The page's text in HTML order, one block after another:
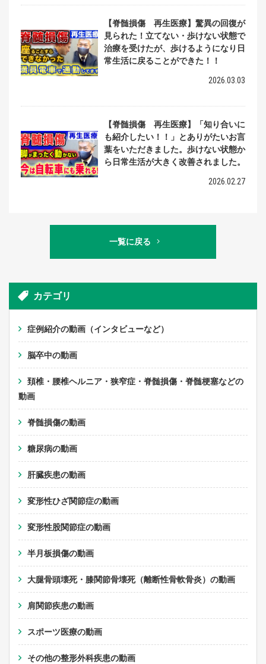
【脊髄損傷 再生医療】驚異の回復が
見られた！立てない・歩けない状態で
治療を受けたが、歩けるようになり日
常生活に戻ることができた！！
2026.03.03
【脊髄損傷 再生医療】「知り合いに
も紹介したい！！」とありがたいお言
葉をいただきました。歩けない状態か
ら日常生活が大きく改善されました。
2026.02.27
一覧に戻る
カテゴリ
症例紹介の動画（インタビューなど）
脳卒中の動画
頚椎・腰椎ヘルニア・狭窄症・脊髄損傷・脊髄梗塞などの
動画
脊髄損傷の動画
糖尿病の動画
肝臓疾患の動画
変形性ひざ関節症の動画
変形性股関節症の動画
半月板損傷の動画
大腿骨頭壊死・膝関節骨壊死（離断性骨軟骨炎）の動画
肩関節疾患の動画
スポーツ医療の動画
その他の整形外科疾患の動画